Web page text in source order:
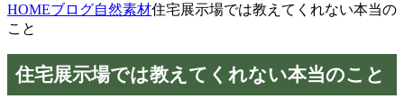
HOMEブログ自然素材住宅展示場では教えてくれない本当の
こと
住宅展示場では教えてくれない本当のこと